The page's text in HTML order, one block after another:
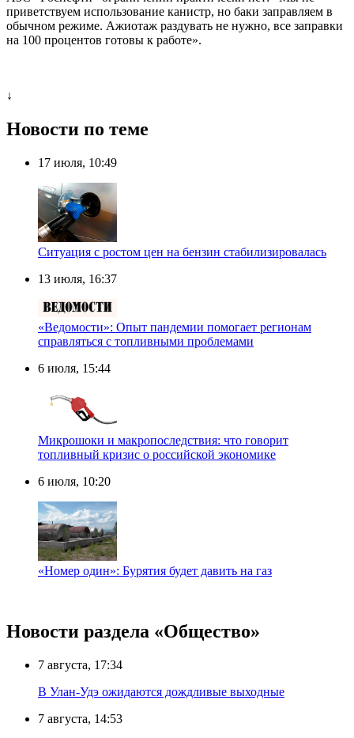
приветствуем использование канистр, но баки заправляем в
обычном режиме. Ажиотаж раздувать не нужно, все заправки
на 100 процентов готовы к работе».
↓
Новости по теме
17 июля, 10:49
Ситуация с ростом цен на бензин стабилизировалась
13 июля, 16:37
«Ведомости»: Опыт пандемии помогает регионам
справляться с топливными проблемами
6 июля, 15:44
Микрошоки и макропоследствия: что говорит
топливный кризис о российской экономике
6 июля, 10:20
«Номер один»: Бурятия будет давить на газ
Новости раздела «Общество»
7 августа, 17:34
В Улан-Удэ ожидаются дождливые выходные
7 августа, 14:53